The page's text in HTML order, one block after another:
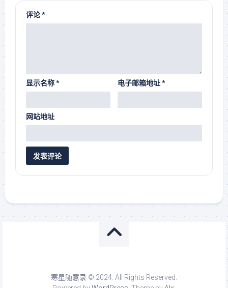
评论*
显示名称* 电子邮箱地址*
网站地址
寒星随意录 © 2024. All Rights Reserved.